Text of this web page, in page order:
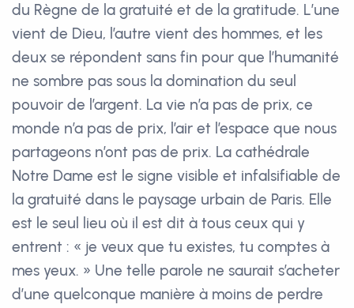
du Règne de la gratuité et de la gratitude. L’une
vient de Dieu, l’autre vient des hommes, et les
deux se répondent sans fin pour que l’humanité
ne sombre pas sous la domination du seul
pouvoir de l’argent. La vie n’a pas de prix, ce
monde n’a pas de prix, l’air et l’espace que nous
partageons n’ont pas de prix. La cathédrale
Notre Dame est le signe visible et infalsifiable de
la gratuité dans le paysage urbain de Paris. Elle
est le seul lieu où il est dit à tous ceux qui y
entrent : « je veux que tu existes, tu comptes à
mes yeux. » Une telle parole ne saurait s’acheter
d’une quelconque manière à moins de perdre